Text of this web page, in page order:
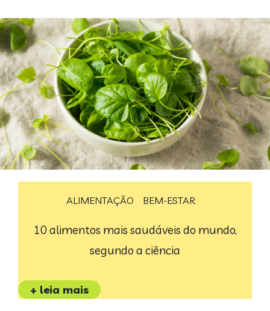
ALIMENTAÇÃO BEM-ESTAR
10 alimentos mais saudáveis do mundo,
segundo a ciência
+ leia mais